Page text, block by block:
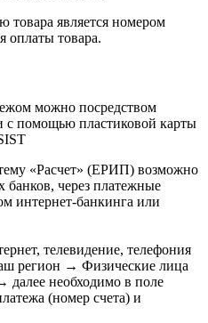
товара является номером
оплаты товара.
можно посредством
помощью пластиковой карты
«Расчет» (ЕРИП) возможно
банков, через платежные
интернет-банкинга или
телевидение, телефония
→ Физические лица
далее необходимо в поле
(номер счета) и